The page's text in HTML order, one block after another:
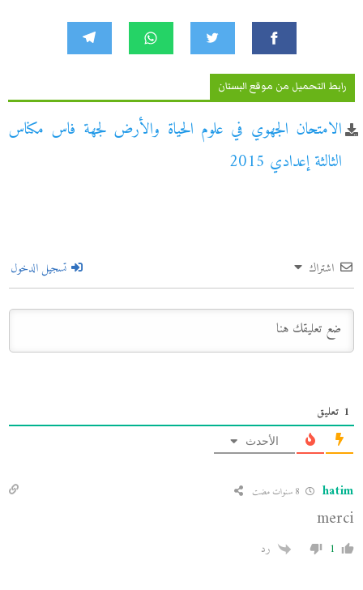
رابط التحميل من موقع البستان
الامتحان الجهوي في علوم الحياة والأرض لجهة فاس مكناس
الثالثة إعدادي 2015
اشتراك تسجيل الدخول
1 تعليق
الأحدث
hatim
merci
1 رد